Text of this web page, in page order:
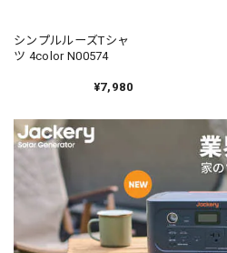
シンプルルーズTシャ
ツ 4color N00574
¥7,980